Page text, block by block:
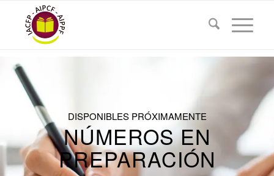
DISPONIBLES PRÓXIMAMENTE
NÚMEROS EN
PREPARACIÓN